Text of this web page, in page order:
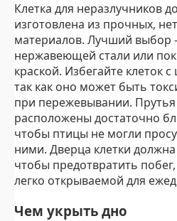
Клетка для неразлучников
изготовлена из прочных,
материалов. Лучший выбор
нержавеющей стали или
краской. Избегайте клеток
так как оно может быть
при пережевывании.
расположены достаточно
чтобы птицы не могли
ними. Дверца клетки
чтобы предотвратить
легко открываемой для
Чем укрыть дно